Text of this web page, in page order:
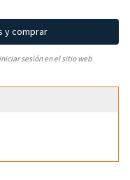
y comprar
sesión en el sitio web